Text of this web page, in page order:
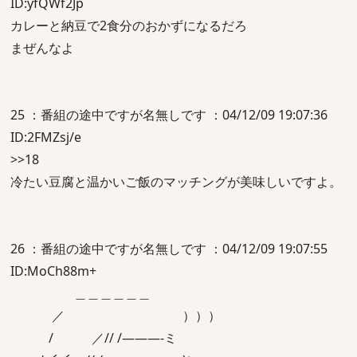
カレーと納豆で2食分のおかずになるだろ
まぜんなよ
25 ：番組の途中ですが名無しです ：04/12/09 19:07:36
ID:2FMZsj/e
>>18
冷たい豆腐と温かいご飯のマッチングが美味しいですよ。
26 ：番組の途中ですが名無しです ：04/12/09 19:07:55
ID:MoCh88m+
／ ）））
/ ／// /―――-ミ